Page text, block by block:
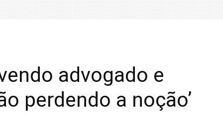
advogado e
perdendo a noção’